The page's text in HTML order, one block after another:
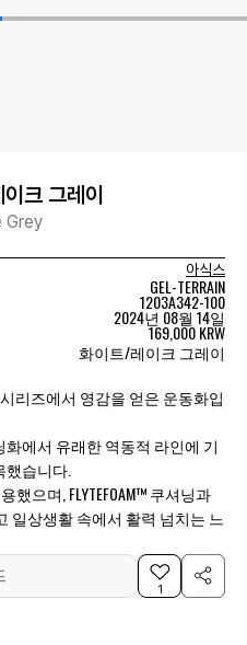
크 그레이
Grey
아식스
GEL-TERRAIN
1203A342-100
2024년 08월 14일
169,000 KRW
화이트/레이크 그레이
리즈에서 영감을 얻은 운동화입
에서 유래한 역동적 라인에 기
습니다.
으며, FLYTEFOAM™ 쿠셔닝과
일상생활 속에서 활력 넘치는 느
1